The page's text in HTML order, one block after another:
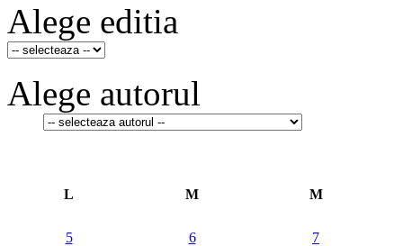
Alege editia
Alege autorul
L M M
5 6
7